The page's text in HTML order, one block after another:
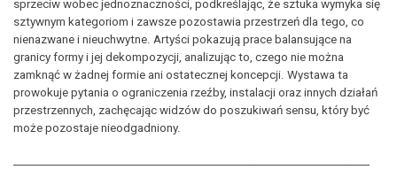
sprzeciw wobec jednoznaczności, podkreślając, że sztuka wymyka się
sztywnym kategoriom i zawsze pozostawia przestrzeń dla tego, co
nienazwane i nieuchwytne. Artyści pokazują prace balansujące na
granicy formy i jej dekompozycji, analizując to, czego nie można
zamknąć w żadnej formie ani ostatecznej koncepcji. Wystawa ta
prowokuje pytania o ograniczenia rzeźby, instalacji oraz innych działań
przestrzennych, zachęcając widzów do poszukiwań sensu, który być
może pozostaje nieodgadniony.